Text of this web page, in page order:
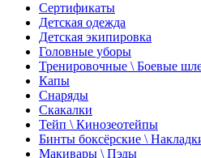
Сертификаты
Детская одежда
Детская экипировка
Головные уборы
Тренировочные \ Боевые
Капы
Снаряды
Скакалки
Тейп \ Кинозеотейпы
Бинты боксёрские \
Макивары \ Пэды